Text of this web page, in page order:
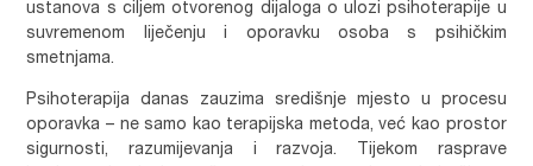
ustanova s ciljem otvorenog dijaloga o ulozi psihoterapije u
suvremenom liječenju i oporavku osoba s psihičkim
smetnjama.
Psihoterapija danas zauzima središnje mjesto u procesu
oporavka – ne samo kao terapijska metoda, već kao prostor
sigurnosti, razumijevanja i razvoja. Tijekom rasprave